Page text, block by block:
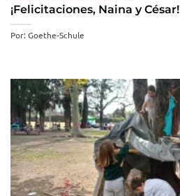
¡Felicitaciones, Naina y César!
Por: Goethe-Schule